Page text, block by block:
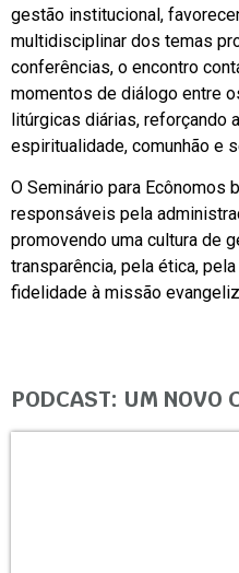
gestão institucional,
multidisciplinar dos temas
conferências, o encontro
momentos de diálogo entre
litúrgicas diárias, reforçando
espiritualidade, comunhão e
O Seminário para Ecônomos
responsáveis pela
promovendo uma cultura de
transparência, pela ética,
fidelidade à missão
PODCAST: UM NOVO